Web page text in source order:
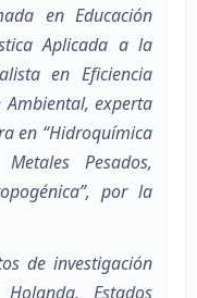
en Educación
Aplicada a la
en Eficiencia
Ambiental, experta
en “Hidroquímica
Pesados,
por la
de investigación
Estados